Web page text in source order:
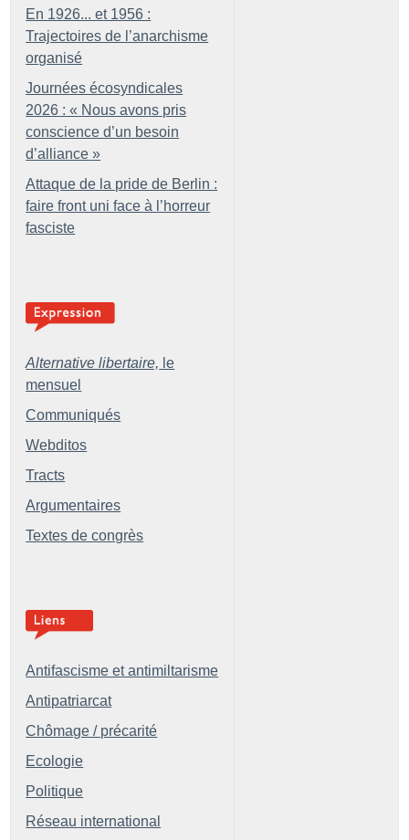
En 1926... et 1956 :
Trajectoires de l’anarchisme
organisé
Journées écosyndicales
2026 : « Nous avons pris
conscience d’un besoin
d’alliance »
Attaque de la pride de Berlin :
faire front uni face à l’horreur
fasciste
Alternative libertaire, le
mensuel
Communiqués
Webditos
Tracts
Argumentaires
Textes de congrès
Antifascisme et antimiltarisme
Antipatriarcat
Chômage / précarité
Ecologie
Politique
Réseau international